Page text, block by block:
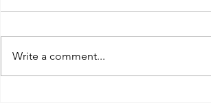
Write a comment...